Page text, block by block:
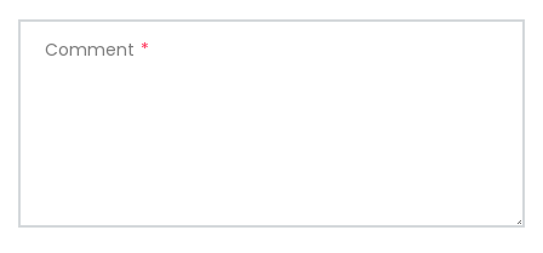
Comment *